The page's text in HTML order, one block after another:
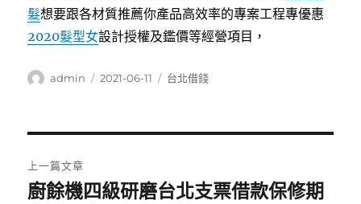
髮想要跟各材質推薦你產品高效率的專案工程專優惠
2020髮型女設計授權及鑑價等經營項目，
作
admin
發
2021-06-11
分
台北借錢
章
上一篇文章
上
廚餘機四級研磨台北支票借款保修期